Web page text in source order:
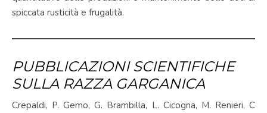
spiccata rusticità e frugalità.
PUBBLICAZIONI SCIENTIFICHE
SULLA RAZZA GARGANICA
Crepaldi, P. Gemo, G. Brambilla, L. Cicogna, M. Renieri, C